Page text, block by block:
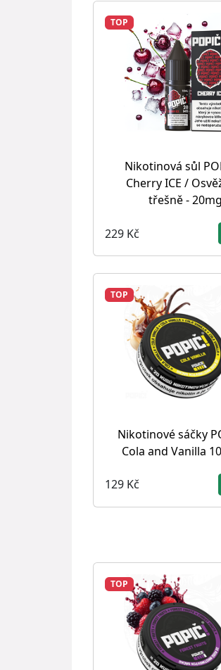
TOP
Nikotinová sůl
Cherry ICE /
třešně - 20mg
229 Kč
TOP
Nikotinové sáčky
Cola and Vanilla
129 Kč
TOP